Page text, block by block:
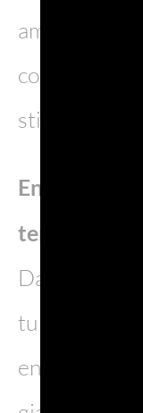
ambasciate,
conferma
stile italiano.
Enoturismo
territorio si
Dal 2023
turismo,
enoturismo